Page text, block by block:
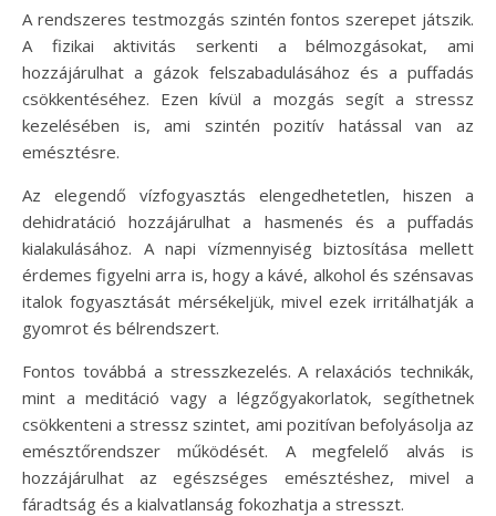
A rendszeres testmozgás szintén fontos szerepet játszik.
A fizikai aktivitás serkenti a bélmozgásokat, ami
hozzájárulhat a gázok felszabadulásához és a puffadás
csökkentéséhez. Ezen kívül a mozgás segít a stressz
kezelésében is, ami szintén pozitív hatással van az
emésztésre.
Az elegendő vízfogyasztás elengedhetetlen, hiszen a
dehidratáció hozzájárulhat a hasmenés és a puffadás
kialakulásához. A napi vízmennyiség biztosítása mellett
érdemes figyelni arra is, hogy a kávé, alkohol és szénsavas
italok fogyasztását mérsékeljük, mivel ezek irritálhatják a
gyomrot és bélrendszert.
Fontos továbbá a stresszkezelés. A relaxációs technikák,
mint a meditáció vagy a légzőgyakorlatok, segíthetnek
csökkenteni a stressz szintet, ami pozitívan befolyásolja az
emésztőrendszer működését. A megfelelő alvás is
hozzájárulhat az egészséges emésztéshez, mivel a
fáradtság és a kialvatlanság fokozhatja a stresszt.